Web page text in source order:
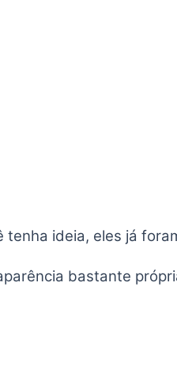
tenha ideia, eles já
bastante